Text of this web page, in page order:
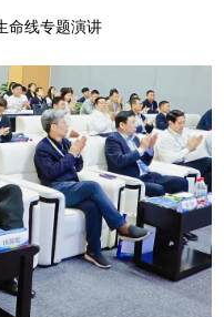
命线专题演讲